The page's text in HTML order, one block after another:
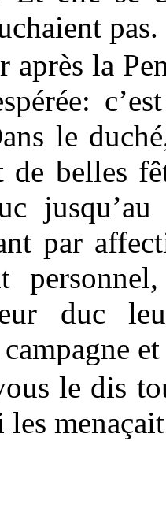
pas.
après la
le
de belles
par
duc
le dis
les